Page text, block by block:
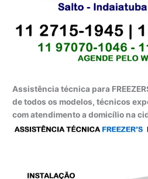
Assistência técnica para
de todos os modelos, técnicos
com atendimento a domicílio na